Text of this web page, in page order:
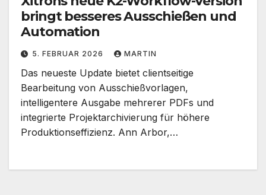
bringt besseres Ausschießen und
Automation
5. FEBRUAR 2026 MARTIN
Das neueste Update bietet clientseitige
Bearbeitung von Ausschießvorlagen,
intelligentere Ausgabe mehrerer PDFs und
integrierte Projektarchivierung für höhere
Produktionseffizienz. Ann Arbor,…